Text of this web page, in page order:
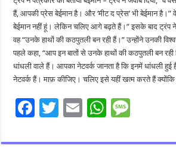
हैं, आपकी प्रेस बेईमान है। और ‘मीट द प्रेस’ भी बेईमान
बेईमान नहीं हूं। लेकिन चलिए आगे बढ़ते हैं।” इसके बाद ट्रंप
वह “उनके हाथों की कठपुतली बन रही हैं।” उन्होंने उनकी
पहले कहा, “आप इन बातों से उनके हाथों की कठपुतली बन
धांधली वाले हैं। आपका नेटवर्क जानता है कि इनमें धांधली
नेटवर्क हैं। माफ़ कीजिए। चलिए इसे यहीं खत्म करते हैं क्योंकि
F
e
T
tt
E
ai
W
at sa